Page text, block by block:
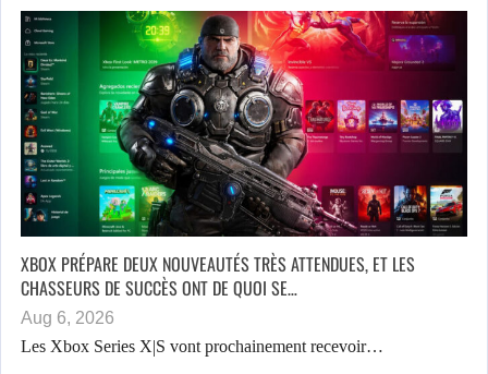
XBOX PRÉPARE DEUX NOUVEAUTÉS TRÈS ATTENDUES, ET LES
CHASSEURS DE SUCCÈS ONT DE QUOI SE…
Aug 6, 2026
Les Xbox Series X|S vont prochainement recevoir…